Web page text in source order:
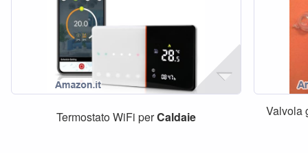
Termostato WiFi perCaldaie Valvola